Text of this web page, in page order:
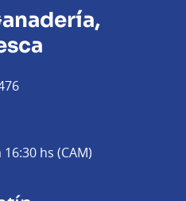
16:30 hs (CAM)